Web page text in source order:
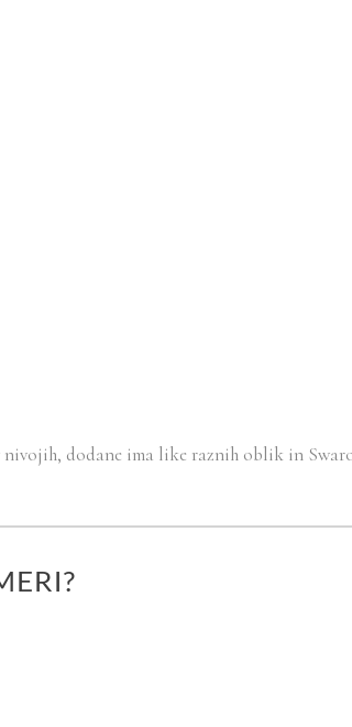
dodane ima like raznih oblik in